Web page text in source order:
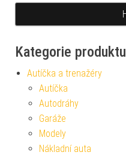
Kategorie produktu
Autíčka a trenažéry
Autíčka
Autodráhy
Garáže
Modely
Nákladní auta